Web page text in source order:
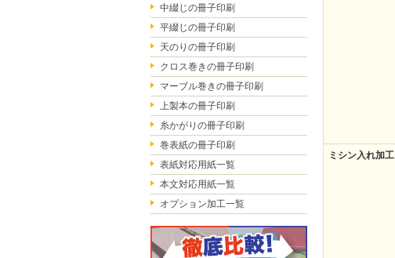
ミシン入れ加工
中綴じの冊子印刷
平綴じの冊子印刷
天のりの冊子印刷
クロス巻きの冊子印刷
マーブル巻きの冊子印刷
上製本の冊子印刷
糸かがりの冊子印刷
巻表紙の冊子印刷
表紙対応用紙一覧
本文対応用紙一覧
オプション加工一覧